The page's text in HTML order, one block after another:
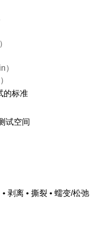
）
的标准
试空间
剥离 • 撕裂 • 蠕变/松弛